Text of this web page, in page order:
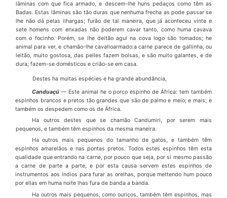
lâminas com que fica armado, e descem-lhe huns pedaços como têm as
Badas. Estas lâminas são tão duras que nenhuma frecha as pode passar se
lhe não dápelas ilhargas; furão de tal maneira, que já aconteceu vinte e
sete homens com enxadas não poderem cavar tanto, como huma cavava
com o focinho. Porém, se lhe deitão aguí na cova logo são tomados; he
animal para ver, e chamão-lhe cavalloarmado:a carne parece de gallinha, ou
leitão, muito gostosa, das pelles fazem bolsas, e são muito galantes, e de
dura; fazem-se domésticos e crião-se em casa.
Destes ha muitas espécies e ha grande abundância,
Canduaçú — Este animal he o porco espinho de África: tem também
espinhos brancos e pretos tão grandes que são de palmo e meio; e mais; e
também os despe­dem como os deÁfrica.
Ha outros destes que se chamão Candumiri, por serem mais
pequenos, e tam­bém têm espinhos da mesma maneira.
Ha outros mais pequenos do tamanho de gatos, e também têm
espinhos ama­relãos e nas pontas pretos. Todos estes espinhos têm esta
qualidade que entrando na carne, por pouco que seja, por si mesmo passão
a carne de parte a parte, e por esta causa servem estes espinhos de
instrumentos aos índios para furar as orelhas, porque mettendo hum pouco
por ellas em huma noite lhas fura de banda a banda.
Ha outros mais pequenos, como ouriços, também têm espinhos, mas